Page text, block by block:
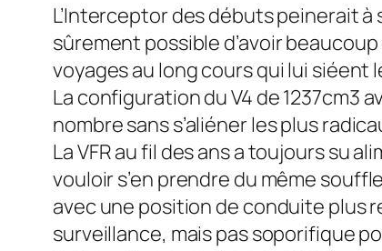
L’Interceptor des débuts peinerait
sûrement possible d’avoir
voyages au long cours qui lui siéent
La configuration du V4 de 1237cm3
nombre sans s’aliéner les plus
La VFR au fil des ans a toujours su
vouloir s’en prendre du même
avec une position de conduite plus
surveillance, mais pas soporifique